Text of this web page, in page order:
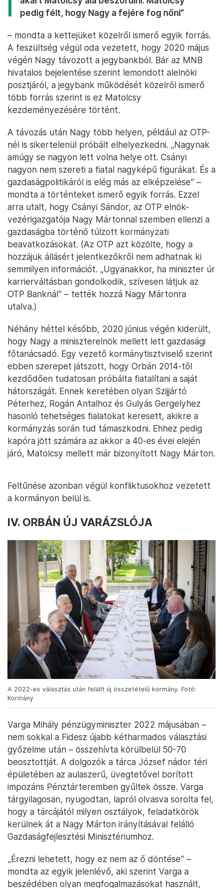
pedig félt, hogy Nagy a fejére fog nőni”
– mondta a kettejüket közelről ismerő egyik forrás.
A feszültség végül oda vezetett, hogy 2020 május
végén Nagy távozott a jegybankból. Bár az MNB
hivatalos bejelentése szerint lemondott alelnöki
posztjáról, a jegybank működését közelről ismerő
több forrás szerint is ez Matolcsy
kezdeményezésére történt.
A távozás után Nagy több helyen, például az OTP-
nél is sikertelenül próbált elhelyezkedni. „Nagynak
amúgy se nagyon lett volna helye ott. Csányi
nagyon nem szereti a fiatal nagyképű figurákat. És a
gazdaságpolitikáról is elég más az elképzelése” –
mondta a történteket ismerő egyik forrás. Ezzel
arra utalt, hogy Csányi Sándor, az OTP elnök-
vezérigazgatója Nagy Mártonnal szemben ellenzi a
gazdaságba történő túlzott kormányzati
beavatkozásokat. (Az OTP azt közölte, hogy a
hozzájuk állásért jelentkezőkről nem adhatnak ki
semmilyen információt. „Ugyanakkor, ha miniszter úr
karrierváltásban gondolkodik, szívesen látjuk az
OTP Banknál” – tették hozzá Nagy Mártonra
utalva.)
Néhány héttel később, 2020 június végén kiderült,
hogy Nagy a miniszterelnök mellett lett gazdasági
főtanácsadó. Egy vezető kormánytisztviselő szerint
ebben szerepet játszott, hogy Orbán 2014-től
kezdődően tudatosan próbálta fiatalítani a saját
hátországát. Ennek keretében olyan Szijjártó
Péterhez, Rogán Antalhoz és Gulyás Gergelyhez
hasonló tehetséges fialatokat keresett, akikre a
kormányzás során tud támaszkodni. Ehhez pedig
kapóra jött számára az akkor a 40-es évei elején
járó, Matolcsy mellett már bizonyított Nagy Márton.
Feltűnése azonban végül konfliktusokhoz vezetett
a kormányon belül is.
IV. ORBÁN ÚJ VARÁZSLÓJA
A 2022-es választás után felállt új összetételű kormány. Fotó:
Kormány
Varga Mihály pénzügyminiszter 2022 májusában –
nem sokkal a Fidesz újabb kétharmados választási
győzelme után – összehívta körülbelül 50-70
beosztottját. A dolgozók a tárca József nádor téri
épületében az aulaszerű, üvegtetővel borított
impozáns Pénztárteremben gyűltek össze. Varga
tárgyilagosan, nyugodtan, lapról olvasva sorolta fel,
hogy a tárcájától milyen osztályok, feladatkörök
kerülnek át a Nagy Márton irányításával felálló
Gazdaságfejlesztési Minisztériumhoz.
„Érezni lehetett, hogy ez nem az ő döntése” –
mondta az egyik jelenlévő, aki szerint Varga a
beszédében olyan megfogalmazásokat használt,